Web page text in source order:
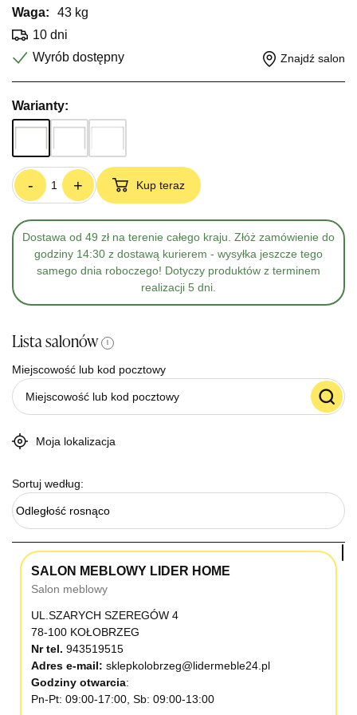
Waga:
43 kg
10 dni
Wyrób dostępny
Znajdź salon
Warianty:
- + Kup teraz
Dostawa od 49 zł na terenie całego kraju. Złóż zamówienie do
godziny 14:30 z dostawą kurierem - wysyłka jeszcze tego
samego dnia roboczego! Dotyczy produktów z terminem
realizacji 5 dni.
Lista salonów i
Miejscowość lub kod pocztowy
Moja lokalizacja
Sortuj według:
Odległość rosnąco
SALON MEBLOWY LIDER HOME
Salon meblowy
UL.SZARYCH SZEREGÓW 4
78-100 KOŁOBRZEG
Nr tel. 943519515
Adres e-mail: sklepkolobrzeg@lidermeble24.pl
Godziny otwarcia
Pn-Pt: 09:00-17:00, Sb: 09:00-13:00